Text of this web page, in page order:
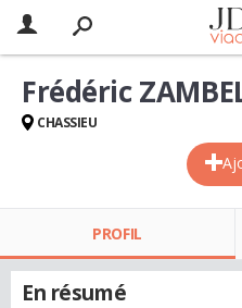
Frédéric
CHASSIEU
PROFIL
En résumé